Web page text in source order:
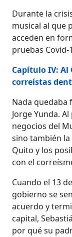
Durante la
musical al que
acceden en
pruebas
Capítulo IV: Al
correístas
Nada quedaba
Jorge Yunda.
negocios del
sino también
Quito y los
con el
Cuando el 13
gobierno se
acuerdo y
capital,
por qué su